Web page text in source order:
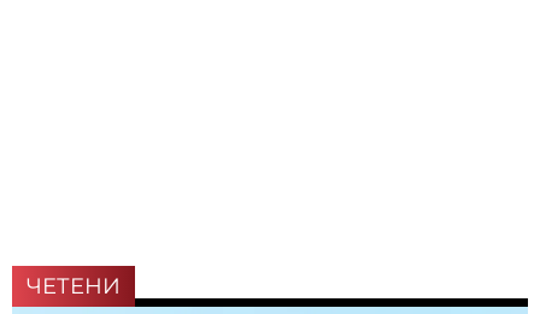
ЧЕТЕНИ